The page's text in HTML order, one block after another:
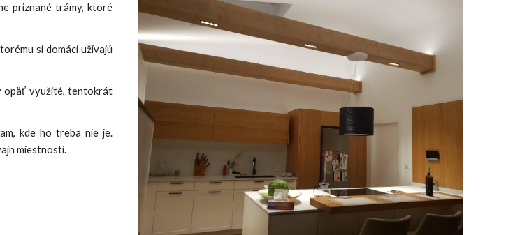
priznané trámy, ktoré
si domáci užívajú
opäť využité, tentokrát
kde ho treba nie je.
miestnosti.